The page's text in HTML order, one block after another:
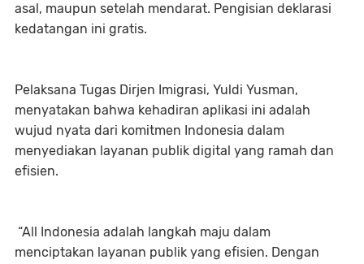
asal, maupun setelah mendarat. Pengisian deklarasi
kedatangan ini gratis.
Pelaksana Tugas Dirjen Imigrasi, Yuldi Yusman,
menyatakan bahwa kehadiran aplikasi ini adalah
wujud nyata dari komitmen Indonesia dalam
menyediakan layanan publik digital yang ramah dan
efisien.
“All Indonesia adalah langkah maju dalam
menciptakan layanan publik yang efisien. Dengan